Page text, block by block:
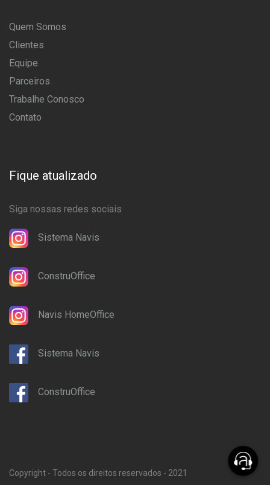
Quem Somos
Clientes
Equipe
Parceiros
Trabalhe Conosco
Contato
Fique atualizado
Siga nossas redes sociais
Sistema Navis
ConstruOffice
Navis HomeOffice
Sistema Navis
ConstruOffice
Copyright - Todos os direitos reservados - 2021